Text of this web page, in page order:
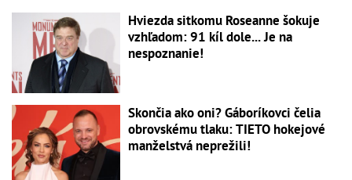
Hviezda sitkomu Roseanne šokuje
vzhľadom: 91 kíl dole... Je na
nespoznanie!
Skončia ako oni? Gáboríkovci čelia
obrovskému tlaku: TIETO hokejové
manželstvá neprežili!